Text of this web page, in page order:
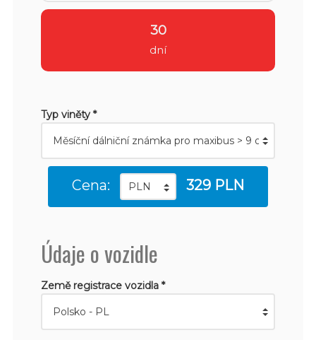
30
dní
Typ viněty *
Cena: 329 PLN
Údaje o vozidle
Země registrace vozidla *